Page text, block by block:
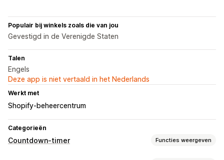
Populair bij winkels zoals die van jou
Gevestigd in de Verenigde Staten
Talen
Engels
Deze app is niet vertaald in het Nederlands
Werkt met
Shopify-beheercentrum
Categorieën
Countdown-timer Functies weergeven